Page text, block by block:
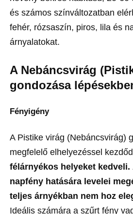
és számos színváltozatban
fehér, rózsaszín, piros, lila és
árnyalatokat.
A Nebáncsvirág
gondozása
Fényigény
A Pistike virág (Nebáncsvirág)
megfelelő elhelyezéssel
félárnyékos helyeket kedveli.
napfény hatására levelei
teljes árnyékban nem hoz
Ideális számára a szűrt fény